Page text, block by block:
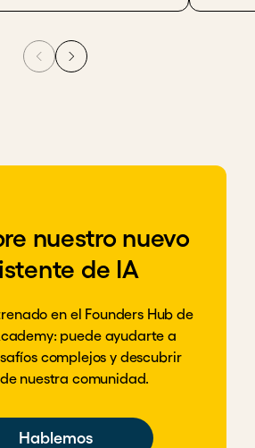
nuestro nuevo
de IA
en el Founders Hub de
puede ayudarte a
complejos y descubrir
nuestra comunidad.
Hablemos